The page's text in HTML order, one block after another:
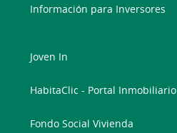
Información para Inversores
Joven In
HabitaClic - Portal Inmobiliario
Fondo Social Vivienda